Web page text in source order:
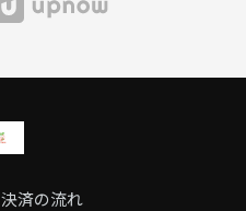
決済の流れ